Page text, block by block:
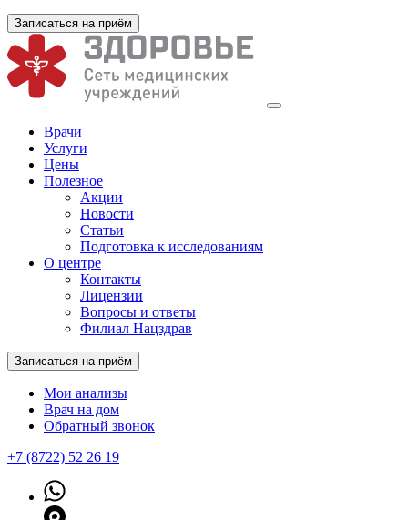
Записаться на приём
Врачи
Услуги
Цены
Полезное
Акции
Новости
Статьи
Подготовка к исследованиям
О центре
Контакты
Лицензии
Вопросы и ответы
Филиал Нацздрав
Записаться на приём
Мои анализы
Врач на дом
Обратный звонок
+7 (8722) 52 26 19